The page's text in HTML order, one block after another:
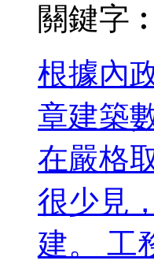
關鍵字︰
根據內
章建築
在嚴格
很少見
建。 工